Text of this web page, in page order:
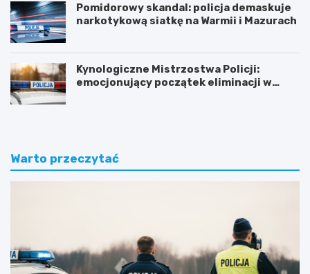
Pomidorowy skandal: policja demaskuje
narkotykową siatkę na Warmii i Mazurach
Kynologiczne Mistrzostwa Policji:
emocjonujący początek eliminacji w
Warto przeczytać